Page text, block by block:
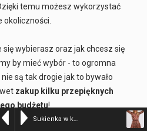
Sukienka w kwiaty szyfonowa z falbankami w stylu BOHO brązowa mini – kolor n/a – 38516-7
temu możesz wykorzystać
okoliczności.
się wybierasz oraz jak chcesz się
by mieć wybór - to ogromna
są tak drogie jak to bywało
zakup kilku przepięknych
budżetu!